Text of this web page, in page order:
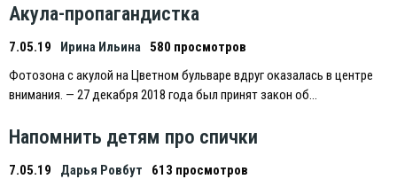
Акула-пропагандистка
7.05.19 Ирина Ильина 580 просмотров
Фотозона с акулой на Цветном бульваре вдруг оказалась в центре
внимания. — 27 декабря 2018 года был принят закон об…
Напомнить детям про спички
7.05.19 Дарья Ровбут
613 просмотров